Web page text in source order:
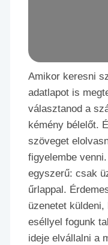
Amikor keresni
adatlapot is
választanod a
kémény bélelőt.
szöveget
figyelembe
egyszerű: csak
űrlappal.
üzenetet
eséllyel fogunk
ideje elvállalni a